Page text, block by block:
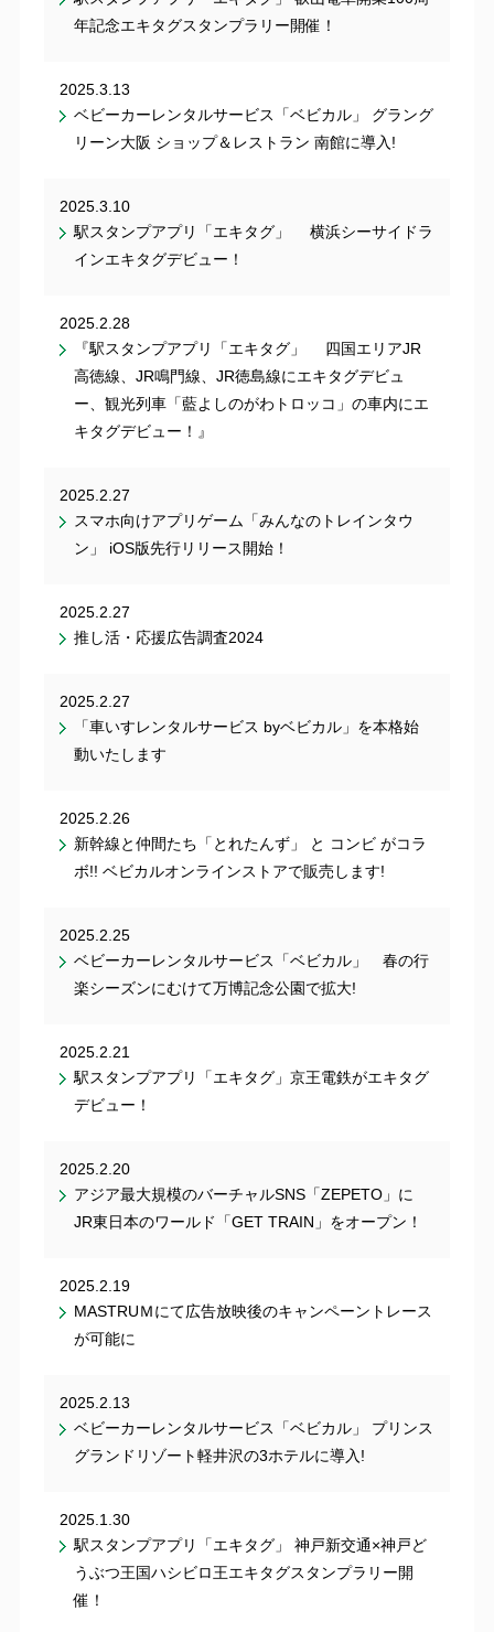
年記念エキタグスタンプラリー開催！
2025.3.13
ベビーカーレンタルサービス「ベビカル」 グラング
リーン大阪 ショップ＆レストラン 南館に導入!
2025.3.10
駅スタンプアプリ「エキタグ」 横浜シーサイドラ
インエキタグデビュー！
2025.2.28
『駅スタンプアプリ「エキタグ」 四国エリアJR
高徳線、JR鳴門線、JR徳島線にエキタグデビュ
ー、観光列車「藍よしのがわトロッコ」の車内にエ
キタグデビュー！』
2025.2.27
スマホ向けアプリゲーム「みんなのトレインタウ
ン」 iOS版先行リリース開始！
2025.2.27
推し活・応援広告調査2024
2025.2.27
「車いすレンタルサービス byベビカル」を本格始
動いたします
2025.2.26
新幹線と仲間たち「とれたんず」 と コンビ がコラ
ボ!! ベビカルオンラインストアで販売します!
2025.2.25
ベビーカーレンタルサービス「ベビカル」 春の行
楽シーズンにむけて万博記念公園で拡大!
2025.2.21
駅スタンプアプリ「エキタグ」京王電鉄がエキタグ
デビュー！
2025.2.20
アジア最大規模のバーチャルSNS「ZEPETO」に
JR東日本のワールド「GET TRAIN」をオープン！
2025.2.19
MASTRUＭにて広告放映後のキャンペーントレース
が可能に
2025.2.13
ベビーカーレンタルサービス「ベビカル」 プリンス
グランドリゾート軽井沢の3ホテルに導入!
2025.1.30
駅スタンプアプリ「エキタグ」 神戸新交通×神戸ど
うぶつ王国ハシビロ王エキタグスタンプラリー開
催！